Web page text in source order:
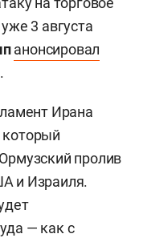
3 августа
анонсировал
Ирана
который
пролив
и Израиля.
— как с